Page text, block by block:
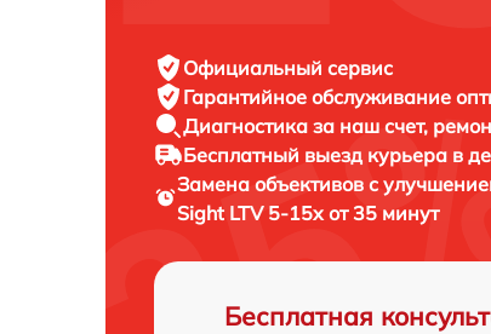
Официальный сервис
Гарантийное обслуживание
Диагностика за наш счет,
Бесплатный выезд курьера в
Замена объективов с
Sight LTV 5-15x от 35 минут
Бесплатная